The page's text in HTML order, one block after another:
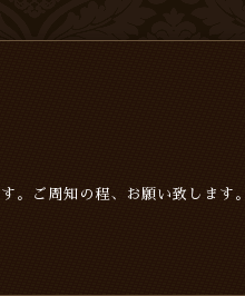
。ご周知の程、お願い致します。